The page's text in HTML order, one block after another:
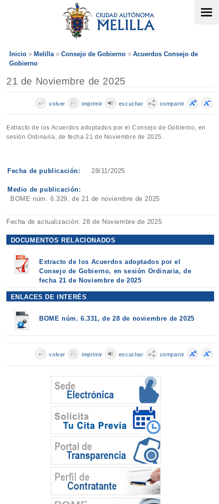
Inicio Melilla Consejo de Gobierno
Acuerdos Consejo de
Gobierno
21 de Noviembre de 2025
compartir
escuchar
imprimir
volver
Extracto de los Acuerdos adoptados por el Consejo de Gobierno, en
sesión Ordinaria, de fecha 21 de Noviembre de 2025.
Fecha de publicación: 28/11/2025
Medio de publicación:
BOME núm. 6.329, de 21 de noviembre de 2025
Fecha de actualización: 28 de Noviembre de 2025
DOCUMENTOS RELACIONADOS
Extracto de los Acuerdos adoptados por el
Consejo de Gobierno, en sesión Ordinaria, de
fecha 21 de Noviembre de 2025
ENLACES DE INTERÉS
BOME núm. 6.331, de 28 de noviembre de 2025
compartir
escuchar
imprimir
volver